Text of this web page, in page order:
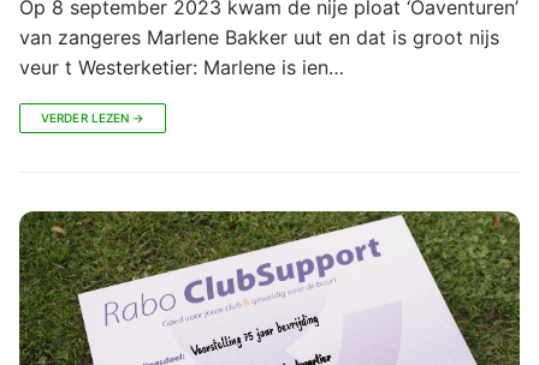
Op 8 september 2023 kwam de nije ploat ‘Oaventuren’
van zangeres Marlene Bakker uut en dat is groot nijs
veur t Westerketier: Marlene is ien…
VERDER LEZEN →